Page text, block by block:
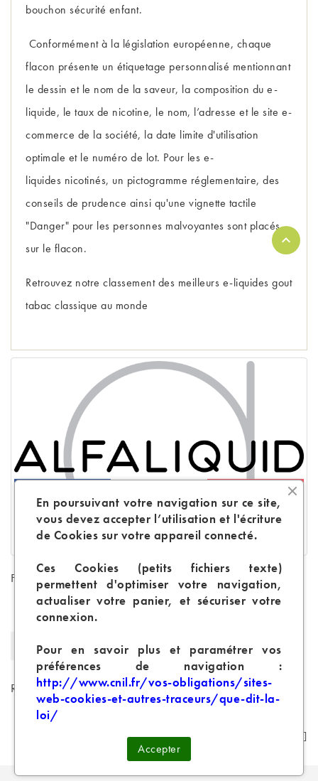
bouchon sécurité enfant.
Conformément à la législation européenne, chaque
flacon présente un étiquetage personnalisé mentionnant
le dessin et le nom de la saveur, la composition du e-
liquide, le taux de nicotine, le nom, l’adresse et le site e-
commerce de la société, la date limite d'utilisation
optimale et le numéro de lot. Pour les e-
liquides nicotinés, un pictogramme réglementaire, des
conseils de prudence ainsi qu'une vignette tactile
"Danger" pour les personnes malvoyantes sont placés
sur le flacon.
Retrouvez notre classement des meilleurs e-liquides gout
tabac classique au monde
Fiche technique
France
Arôme Naturel Non
Références spécifiques
En poursuivant votre navigation sur ce site,
vous devez accepter l’utilisation et l'écriture
de Cookies sur votre appareil connecté.
Ces Cookies (petits fichiers texte)
permettent d'optimiser votre navigation,
actualiser votre panier, et sécuriser votre
connexion.
Pour en savoir plus et paramétrer vos
préférences de navigation :
http://www.cnil.fr/vos-obligations/sites-
web-cookies-et-autres-traceurs/que-dit-la-
loi/
Accepter